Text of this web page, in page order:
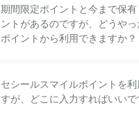
期間限定ポイントと今まで保有
ントがあるのですが、どうや
ポイントから利用できますか？
セシールスマイルポイントを
すが、どこに入力すればいいで